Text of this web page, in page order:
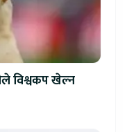
विश्वकप खेल्न